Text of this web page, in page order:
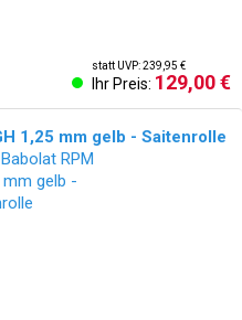
statt UVP: 239,95 €
Ihr Preis: 129,00 €
1,25 mm gelb - Saitenrolle